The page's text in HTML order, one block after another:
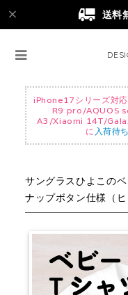
送料
iPhone17シリーズ対応
R9 pro/AQUOS
A3/Xiaomi 14T/
に 入荷待
サングラスひよこの
ナップボタン仕様（ヒ